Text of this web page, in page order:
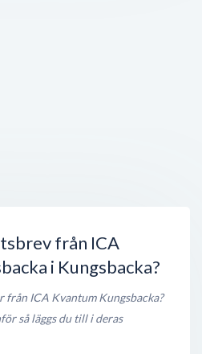
från ICA
i Kungsbacka?
från ICA Kvantum Kungsbacka?
så läggs du till i deras